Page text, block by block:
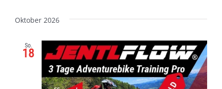
Oktober 2026
So.
18